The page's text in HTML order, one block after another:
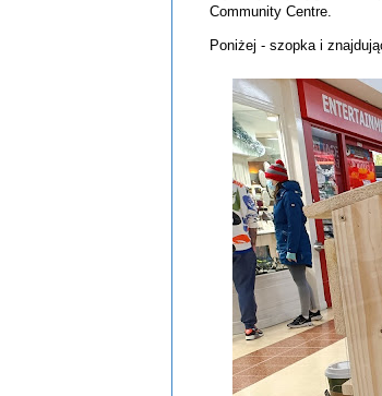
Community Centre.
Poniżej - szopka i